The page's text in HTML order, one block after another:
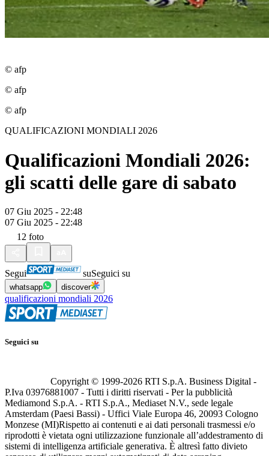
© afp
© afp
© afp
QUALIFICAZIONI MONDIALI 2026
Qualificazioni Mondiali 2026:
gli scatti delle gare di sabato
07 Giu 2025 - 22:48
07 Giu 2025 - 22:48
12 foto
Segui suSeguici su
whatsapp discover
qualificazioni mondiali 2026
Seguici su
Copyright © 1999-2026 RTI S.p.A. Business Digital -
P.Iva 03976881007 - Tutti i diritti riservati - Per la pubblicità
Mediamond S.p.A. - RTI S.p.A., Mediaset N.V., sede legale
Amsterdam (Paesi Bassi) - Uffici Viale Europa 46, 20093 Cologno
Monzese (MI)Rispetto ai contenuti e ai dati personali trasmessi e/o
riprodotti è vietata ogni utilizzazione funzionale all’addestramento di
sistemi di intelligenza artificiale generativa. È altresì fatto divieto